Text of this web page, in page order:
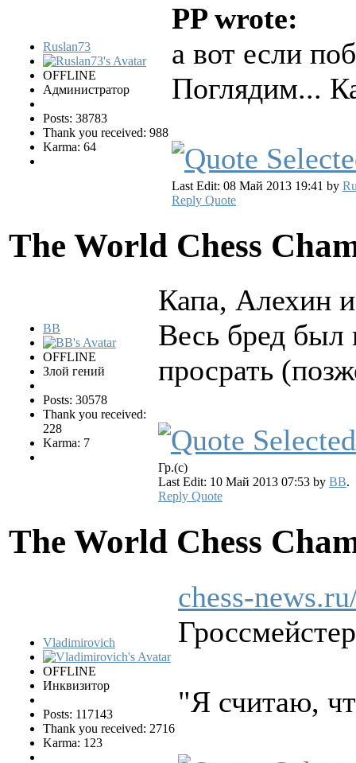
Ruslan73
OFFLINE
Администратор
Posts: 38783
Thank you received: 988
Karma: 64
PP wrote:
а вот если
Поглядим...
Last Edit: 08 Май 2013 19:41 by
Reply Quote
The World Chess
BB
OFFLINE
Злой гений
Posts: 30578
Thank you received:
228
Karma: 7
Капа, Алехин
Весь бред был
просрать
Гр.(с)
Last Edit: 10 Май 2013 07:53 by BB.
Reply Quote
The World Chess
Vladimirovich
OFFLINE
Инквизитор
Posts: 117143
Thank you received: 2716
Karma: 123
chess-
"Я считаю,